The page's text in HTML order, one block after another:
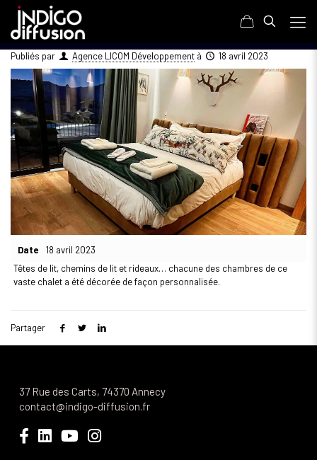
Publiés par Agence LICOM Développement à 18 avril 2023
Date
18 avril 2023
Têtes de lit, chemins de lit et rideaux… chacune des chambres de ce
vaste chalet a été décorée de façon personnalisée.
Partager
37 Rue des Carts, 74370 Annecy
contact@indigo-diffusion.fr